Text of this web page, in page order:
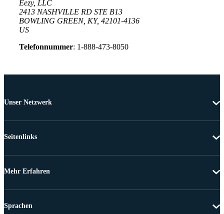
Eezy, LLC
2413 NASHVILLE RD STE B13
BOWLING GREEN, KY, 42101-4136
US
Telefonnummer: 1-888-473-8050
Unser Netzwerk
Seitenlinks
Mehr Erfahren
Sprachen